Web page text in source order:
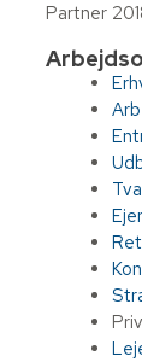
Partner